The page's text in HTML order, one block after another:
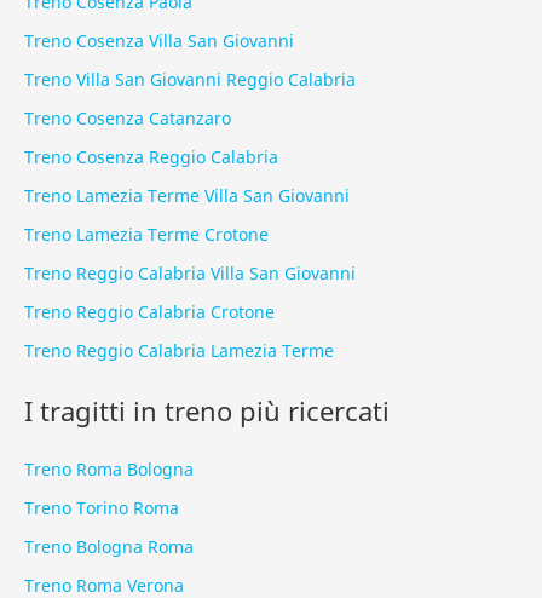
Treno Cosenza Villa San Giovanni
Treno Villa San Giovanni Reggio Calabria
Treno Cosenza Catanzaro
Treno Cosenza Reggio Calabria
Treno Lamezia Terme Villa San Giovanni
Treno Lamezia Terme Crotone
Treno Reggio Calabria Villa San Giovanni
Treno Reggio Calabria Crotone
Treno Reggio Calabria Lamezia Terme
I tragitti in treno più ricercati
Treno Roma Bologna
Treno Torino Roma
Treno Bologna Roma
Treno Roma Verona